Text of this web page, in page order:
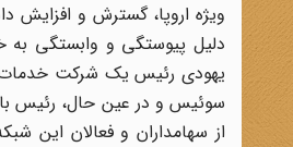
ویژه اروپا، گسترش و افزایش
دلیل پیوستگی و وابستگی به
یهودی رئیس یک شرکت خدمات
سوئیس و در عین حال، رئیس
از سهامداران و فعالان این